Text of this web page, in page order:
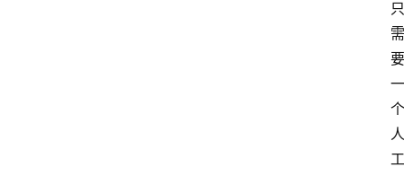
只
需
要
一
个
人
工